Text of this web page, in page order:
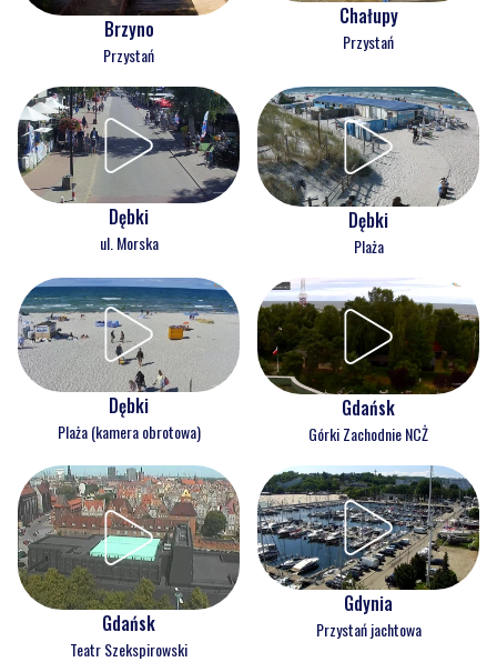
Brzyno
Przystań
Chałupy
Przystań
Dębki
ul. Morska
Dębki
Plaża
Dębki
Plaża (kamera obrotowa)
Gdańsk
Górki Zachodnie NCŻ
Gdańsk
Teatr Szekspirowski
Gdynia
Przystań jachtowa